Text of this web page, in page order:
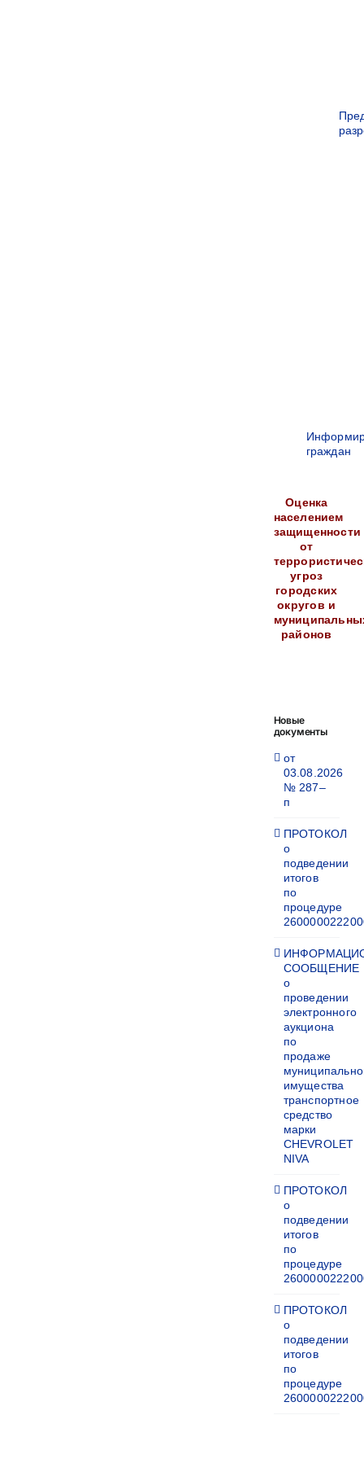
граждан
Оценка
населением
защищенности
от
угроз
городских
округов и
районов
Новые
документы
от
03.08.2026
№ 287–
п
ПРОТОКОЛ
о
подведении
итогов
по
процедуре
СООБЩЕНИЕ
о
проведении
электронного
аукциона
по
продаже
имущества
транспортное
средство
марки
CHEVROLET
NIVA
ПРОТОКОЛ
о
подведении
итогов
по
процедуре
ПРОТОКОЛ
о
подведении
итогов
по
процедуре